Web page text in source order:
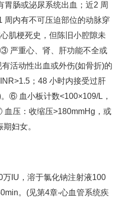
胃肠或泌尿系统出血；近2 周
周内有不可压迫部位的动脉穿
肌梗死史，但陈旧小腔隙未
严重心、肾、肝功能不全或
活动性出血或外伤(如骨折)的
；48 小时内接受过肝
⑥ 血小板计数<100×109/L，
血压：收缩压>180mmHg，或
妇女。
IU，溶于氯化钠注射液100
。(见第4章-心血管系统疾